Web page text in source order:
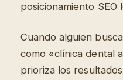
posicionamiento SEO
Cuando alguien
como «clínica dental
prioriza los